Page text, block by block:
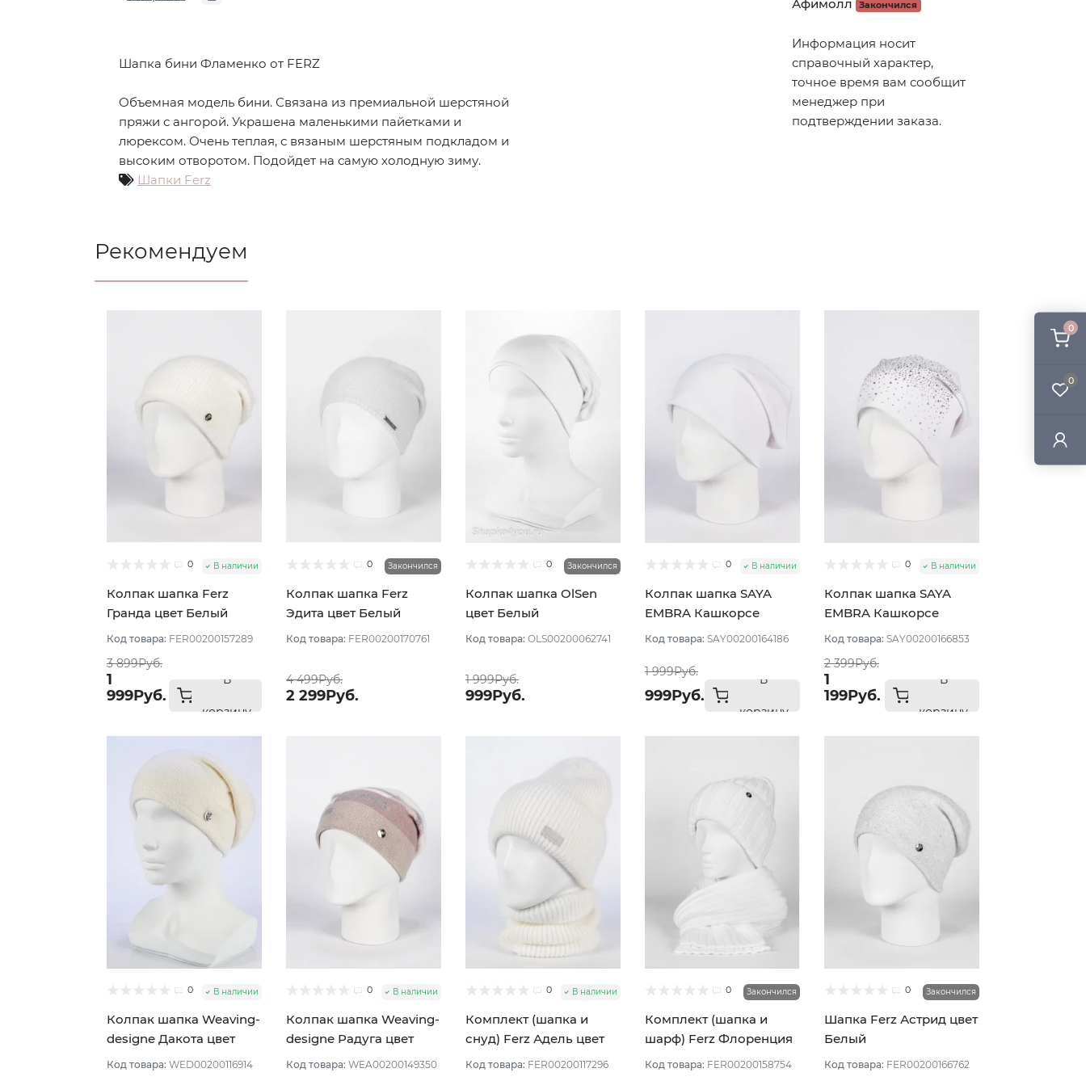
0
0
Шапка бини Фламенко от FERZ
Объемная модель бини. Связана из премиальной шерстяной
пряжи с ангорой. Украшена маленькими пайетками и
люрексом. Очень теплая, с вязаным шерстяным подкладом и
высоким отворотом. Подойдет на самую холодную зиму.
Шапки Ferz
Афимолл Закончился
Информация носит
справочный характер,
точное время вам сообщит
менеджер при
подтверждении заказа.
Рекомендуем
0 В наличии
Колпак шапка Ferz
Гранда цвет Белый
Код товара: FER00200157289
3 899Руб.
1
999Руб.
В
корзину
0 Закончился
Колпак шапка Ferz
Эдита цвет Белый
Код товара: FER00200170761
4 499Руб.
2 299Руб.
0 Закончился
Колпак шапка OlSen
цвет Белый
Код товара: OLS00200062741
1 999Руб.
999Руб.
0 В наличии
Колпак шапка SAYA
EMBRA Кашкорсе
"шелк" цвет Белый
Код товара: SAY00200164186
1 999Руб.
999Руб.
В
корзину
0 В наличии
Колпак шапка SAYA
EMBRA Кашкорсе
стразы цвет Белый
Код товара: SAY00200166853
2 399Руб.
1
199Руб.
В
корзину
0 В наличии
Колпак шапка Weaving-
designe Дакота цвет
Молочный
Код товара: WED00200116914
0 В наличии
Колпак шапка Weaving-
designe Радуга цвет
Молочный
Код товара: WEA00200149350
0 В наличии
Комплект (шапка и
снуд) Ferz Адель цвет
Белый
Код товара: FER00200117296
0 Закончился
Комплект (шапка и
шарф) Ferz Флоренция
цвет Белый
Код товара: FER00200158754
0 Закончился
Шапка Ferz Астрид цвет
Белый
Код товара: FER00200166762